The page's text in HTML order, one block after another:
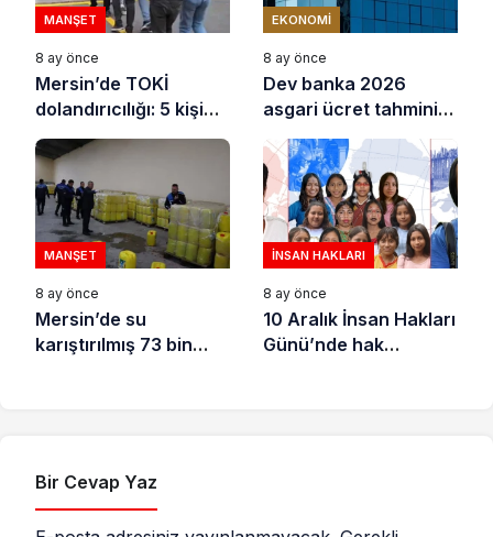
MANŞET
8 ay önce
Mersin’de TOKİ
dolandırıcılığı: 5 kişi
tutuklandı
EKONOMI
8 ay önce
Dev banka 2026
asgari ücret tahminini
açıkladı
MANŞET
8 ay önce
Mersin’de su
karıştırılmış 73 bin
İNSAN HAKLARI
8 ay önce
10 Aralık İnsan Hakları
Günü’nde hak
Bir Cevap Yaz